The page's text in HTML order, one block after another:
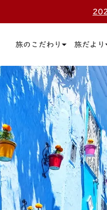
旅のこだわり 旅だより